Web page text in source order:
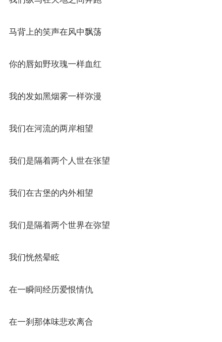
马背上的笑声在风中飘荡
你的唇如野玫瑰一样血红
我的发如黑烟雾一样弥漫
我们在河流的两岸相望
我们是隔着两个人世在张望
我们在古堡的内外相望
我们是隔着两个世界在弥望
我们恍然晕眩
在一瞬间经历爱恨情仇
在一刹那体味悲欢离合